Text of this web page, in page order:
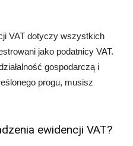
VAT dotyczy wszystkich
jako podatnicy VAT.
gospodarczą i
progu, musisz
ewidencji VAT?